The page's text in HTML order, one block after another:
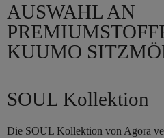
AUSWAHL AN
KUUMO
SOUL Kollektion
Die SOUL Kollektion von Agora